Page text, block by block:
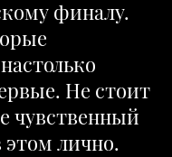
финалу.
Не стоит
чувственный
этом лично.